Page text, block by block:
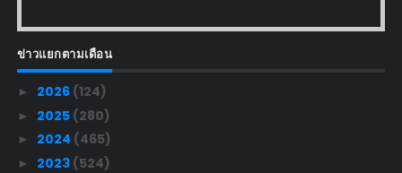
ข่าวแยกตามเดือน
► 2026 (124)
► 2025 (280)
► 2024 (465)
► 2023 (524)